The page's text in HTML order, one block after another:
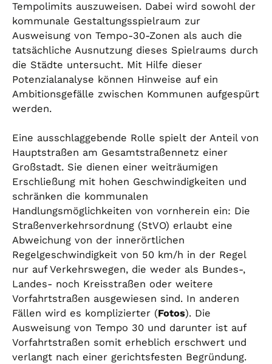
Tempolimits auszuweisen. Dabei wird sowohl der
kommunale Gestaltungsspielraum zur
Ausweisung von Tempo-30-Zonen als auch die
tatsächliche Ausnutzung dieses Spielraums durch
die Städte untersucht. Mit Hilfe dieser
Potenzialanalyse können Hinweise auf ein
Ambitionsgefälle zwischen Kommunen aufgespürt
werden.
Eine ausschlaggebende Rolle spielt der Anteil von
Hauptstraßen am Gesamtstraßennetz einer
Großstadt. Sie dienen einer weiträumigen
Erschließung mit hohen Geschwindigkeiten und
schränken die kommunalen
Handlungsmöglichkeiten von vornherein ein: Die
Straßenverkehrsordnung (StVO) erlaubt eine
Abweichung von der innerörtlichen
Regelgeschwindigkeit von 50 km/h in der Regel
nur auf Verkehrswegen, die weder als Bundes-,
Landes- noch Kreisstraßen oder weitere
Vorfahrtstraßen ausgewiesen sind. In anderen
Fällen wird es komplizierter (Fotos). Die
Ausweisung von Tempo 30 und darunter ist auf
Vorfahrtstraßen somit erheblich erschwert und
verlangt nach einer gerichtsfesten Begründung.